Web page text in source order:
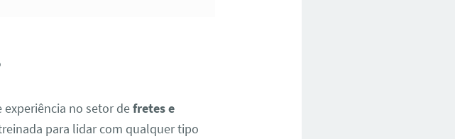
experiência no setor defretes e
para lidar com qualquer tipo